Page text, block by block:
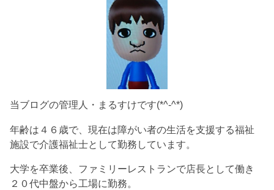
当ブログの管理人・まるすけです(*^-^*)
年齢は４６歳で、現在は障がい者の生活を支援する福祉
施設で介護福祉士として勤務しています。
大学を卒業後、ファミリーレストランで店長として働き
２０代中盤から工場に勤務。